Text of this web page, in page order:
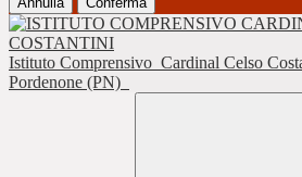
Istituto Comprensivo Cardinal Celso
Pordenone (PN)